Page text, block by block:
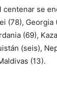
centenar se
(78), Georgia
(69),
(seis),
(13).